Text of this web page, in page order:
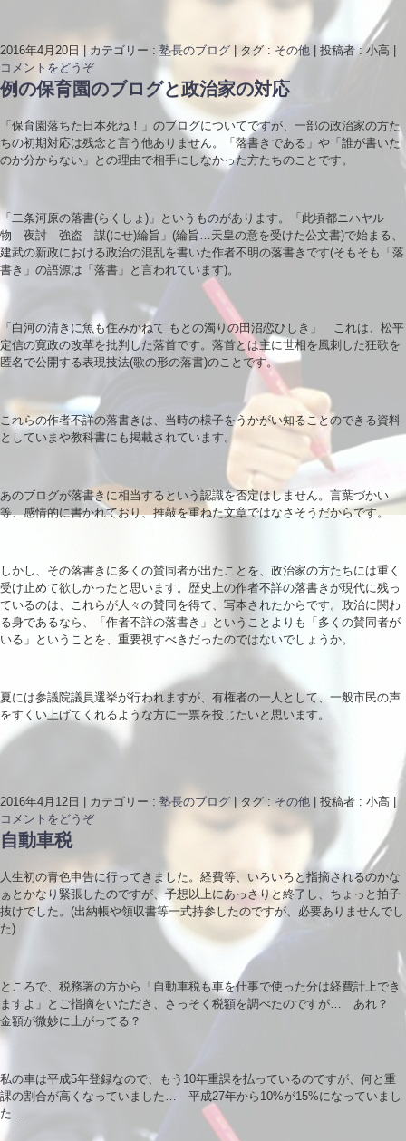
2016年4月20日 カテゴリー : 塾長のブログ タグ : その他 投稿者 : 小高
コメントをどうぞ
例の保育園のブログと政治家の対応
「保育園落ちた日本死ね！」のブログについてですが、一部の政治家の方た
ちの初期対応は残念と言う他ありません。「落書きである」や「誰が書いた
のか分からない」との理由で相手にしなかった方たちのことです。
「二条河原の落書(らくしょ)」というものがあります。「此頃都ニハヤル
物 夜討 強盗 謀(にせ)綸旨」(綸旨…天皇の意を受けた公文書)で始まる、
建武の新政における政治の混乱を書いた作者不明の落書きです(そもそも「落
書き」の語源は「落書」と言われています)。
「白河の清きに魚も住みかねて もとの濁りの田沼恋ひしき」 これは、松平
定信の寛政の改革を批判した落首です。落首とは主に世相を風刺した狂歌を
匿名で公開する表現技法(歌の形の落書)のことです。
これらの作者不詳の落書きは、当時の様子をうかがい知ることのできる資料
としていまや教科書にも掲載されています。
あのブログが落書きに相当するという認識を否定はしません。言葉づかい
等、感情的に書かれており、推敲を重ねた文章ではなさそうだからです。
しかし、その落書きに多くの賛同者が出たことを、政治家の方たちには重く
受け止めて欲しかったと思います。歴史上の作者不詳の落書きが現代に残っ
ているのは、これらが人々の賛同を得て、写本されたからです。政治に関わ
る身であるなら、「作者不詳の落書き」ということよりも「多くの賛同者が
いる」ということを、重要視すべきだったのではないでしょうか。
夏には参議院議員選挙が行われますが、有権者の一人として、一般市民の声
をすくい上げてくれるような方に一票を投じたいと思います。
2016年4月12日 カテゴリー : 塾長のブログ タグ : その他 投稿者 : 小高
コメントをどうぞ
自動車税
人生初の青色申告に行ってきました。経費等、いろいろと指摘されるのかな
ぁとかなり緊張したのですが、予想以上にあっさりと終了し、ちょっと拍子
抜けでした。(出納帳や領収書等一式持参したのですが、必要ありませんでし
た)
ところで、税務署の方から「自動車税も車を仕事で使った分は経費計上でき
ますよ」とご指摘をいただき、さっそく税額を調べたのですが… あれ？
金額が微妙に上がってる？
私の車は平成5年登録なので、もう10年重課を払っているのですが、何と重
課の割合が高くなっていました… 平成27年から10%が15%になっていまし
た…